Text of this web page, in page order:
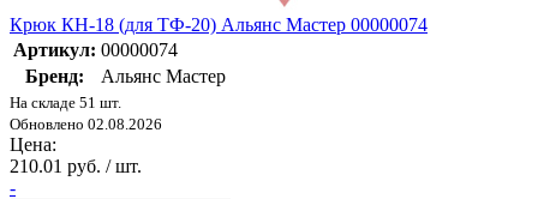
Крюк КН-18 (для ТФ-20) Альянс Мастер 00000074
Артикул: 00000074
Бренд:
Альянс Мастер
На складе 51 шт.
Обновлено 02.08.2026
Цена:
210.01 руб. / шт.
-